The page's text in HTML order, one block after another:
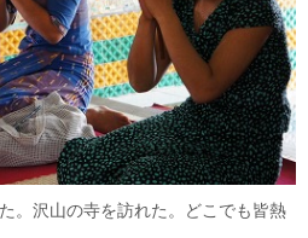
。沢山の寺を訪れた。どこでも皆熱